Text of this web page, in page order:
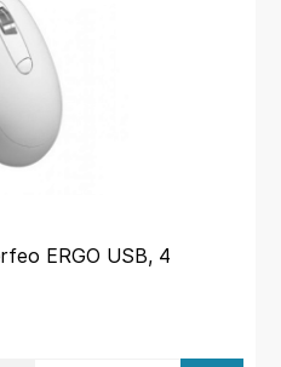
ERGO USB, 4